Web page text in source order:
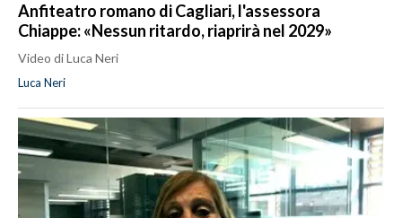
Anfiteatro romano di Cagliari, l'assessora
Chiappe: «Nessun ritardo, riaprirà nel 2029»
Video di Luca Neri
Luca Neri